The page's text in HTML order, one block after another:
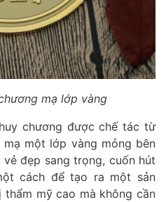
mạ lớp vàng
chương được chế tác từ
một lớp vàng mỏng bên
đẹp sang trọng, cuốn hút
cách để tạo ra một sản
mỹ cao mà không cần